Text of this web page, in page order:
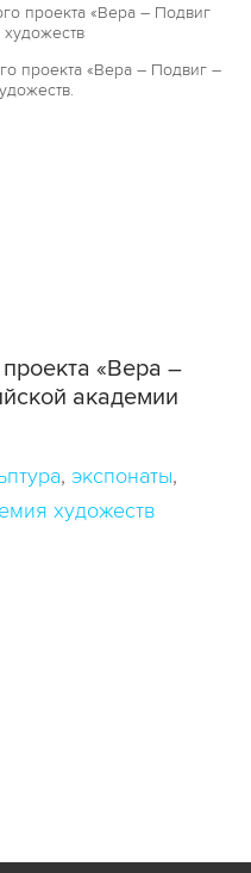
проекта «Вера – Подвиг
проекта «Вера – Подвиг –
«Вера –
академии
экспонаты
художеств